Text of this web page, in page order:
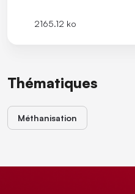
2165.12 ko
Thématiques
Méthanisation